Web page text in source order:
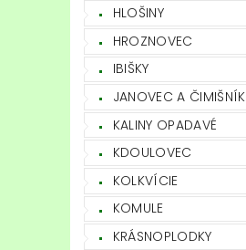
HLOŠINY
HROZNOVEC
IBIŠKY
JANOVEC A ČIMIŠNÍK
KALINY OPADAVÉ
KDOULOVEC
KOLKVÍCIE
KOMULE
KRÁSNOPLODKY